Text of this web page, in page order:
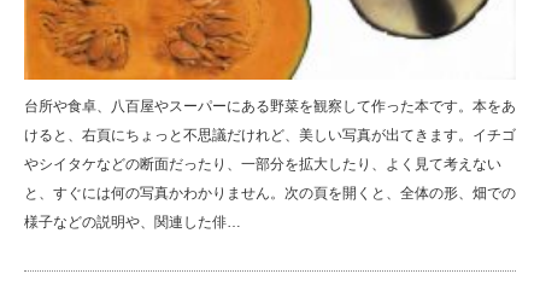
台所や食卓、八百屋やスーパーにある野菜を観察して作った本です。本をあ
けると、右頁にちょっと不思議だけれど、美しい写真が出てきます。イチゴ
やシイタケなどの断面だったり、一部分を拡大したり、よく見て考えない
と、すぐには何の写真かわかりません。次の頁を開くと、全体の形、畑での
様子などの説明や、関連した俳…